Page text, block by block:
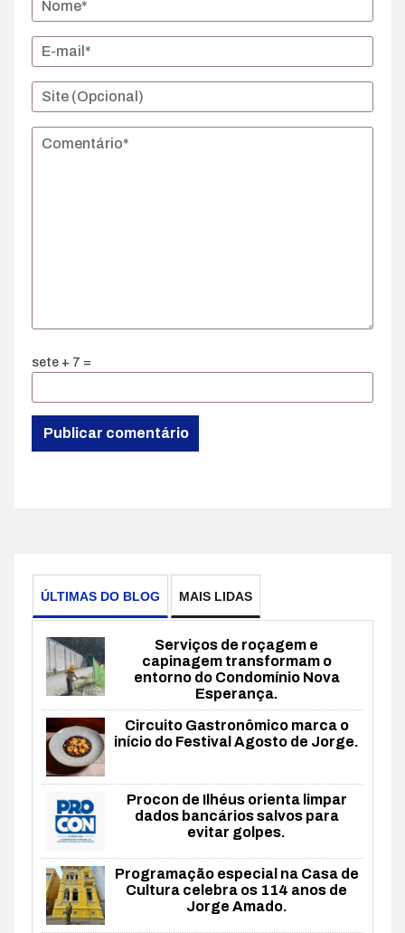
sete + 7 =
ÚLTIMAS DO BLOG MAIS LIDAS
Serviços de roçagem e
capinagem transformam o
entorno do Condomínio Nova
Esperança.
Circuito Gastronômico marca o
início do Festival Agosto de Jorge.
Procon de Ilhéus orienta limpar
dados bancários salvos para
evitar golpes.
Programação especial na Casa de
Cultura celebra os 114 anos de
Jorge Amado.